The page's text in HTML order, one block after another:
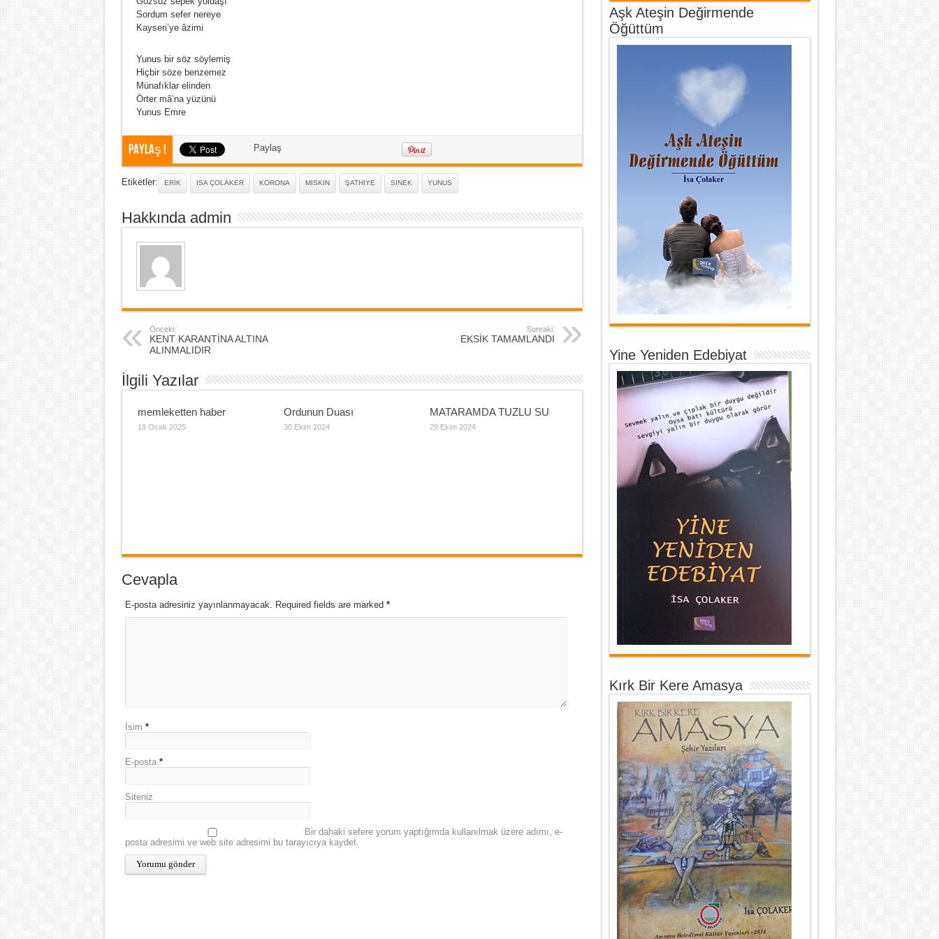
Sordum sefer nereye
Kayseri’ye âzimi
Yunus bir söz söylemiş
Hiçbir söze benzemez
Münafıklar elinden
Örter mâ’na yüzünü
Yunus Emre
Paylaş ! Paylaş
Etiketler: ERİK ISA ÇOLAKER KORONA MISKIN ŞATHIYE SINEK YUNUS
Hakkında admin
Önceki:
KENT KARANTİNA ALTINA
ALINMALIDIR
Sonraki:
EKSİK TAMAMLANDI
İlgili Yazılar
memleketten haber
19 Ocak 2025
Ordunun Duası
30 Ekim 2024
MATARAMDA TUZLU SU
29 Ekim 2024
Cevapla
E-posta adresiniz yayınlanmayacak. Required fields are marked *
İsim *
E-posta *
Siteniz
Bir dahaki sefere yorum yaptığımda kullanılmak üzere adımı, e-
posta adresimi ve web site adresimi bu tarayıcıya kaydet.
Aşk Ateşin Değirmende
Öğüttüm
Yine Yeniden Edebiyat
Kırk Bir Kere Amasya